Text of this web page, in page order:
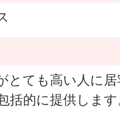
とても高い人に
括的に提供しま